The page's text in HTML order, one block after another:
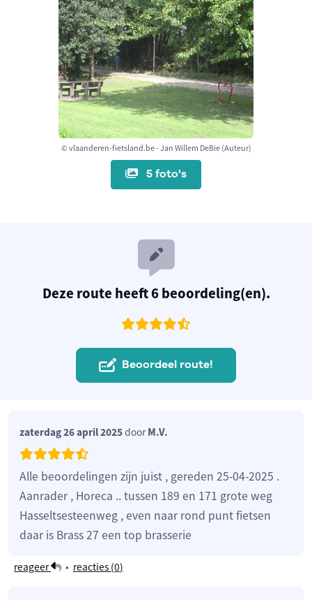
© vlaanderen-fietsland.be - Jan Willem DeBie (Auteur)
5 foto's
Deze route heeft 6 beoordeling(en).
Beoordeel route!
zaterdag 26 april 2025doorM.V.
Alle beoordelingen zijn juist , gereden 25-04-2025 .
Aanrader , Horeca .. tussen 189 en 171 grote weg
Hasseltsesteenweg , even naar rond punt fietsen
daar is Brass 27 een top brasserie
reageer • reacties (0)